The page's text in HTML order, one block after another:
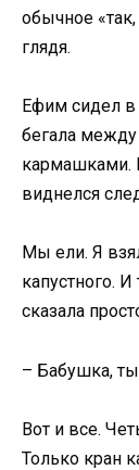
обычное
глядя.
Ефим сидел
бегала
кармашками.
виднелся
Мы ели. Я
капустного.
сказала
– Бабушка,
Вот и все.
Только кран